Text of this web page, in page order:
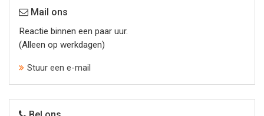
Mail ons
Reactie binnen een paar uur.
(Alleen op werkdagen)
Stuur een e-mail